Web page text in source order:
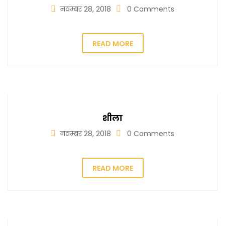
नवम्बर 28, 2018 0 Comments
READ MORE
शीला
नवम्बर 28, 2018 0 Comments
READ MORE